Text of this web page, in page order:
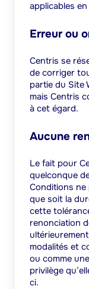
applicables
Erreur ou
Centris se
de corriger
partie du Site
mais Centris
à cet égard.
Aucune
Le fait pour
quelconque
Conditions
que soit la
cette
renonciation
modalités et
ou comme
privilège
ci.